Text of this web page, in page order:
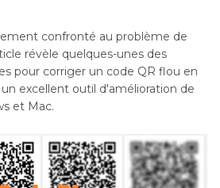
confronté au problème de
révèle quelques-unes des
pour corriger un code QR flou en
excellent outil d'amélioration de
et Mac.